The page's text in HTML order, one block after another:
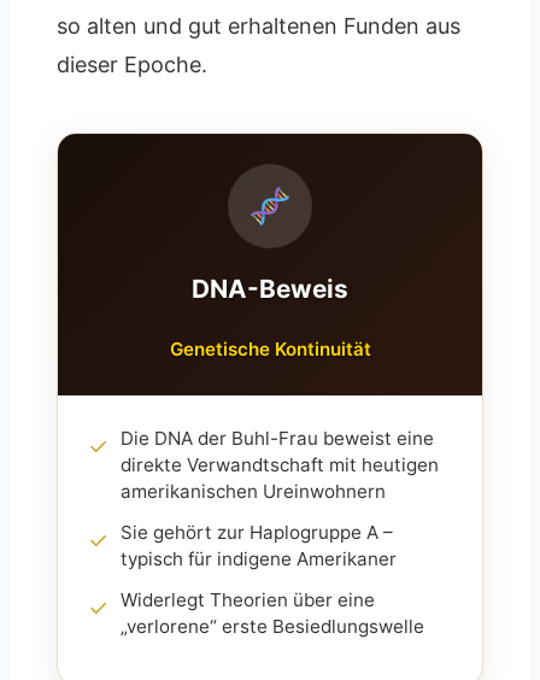
so alten und gut erhaltenen Funden aus
dieser Epoche.
DNA-Beweis
Genetische Kontinuität
✓
Die DNA der Buhl-Frau beweist eine
direkte Verwandtschaft mit heutigen
amerikanischen Ureinwohnern
✓
Sie gehört zur Haplogruppe A –
typisch für indigene Amerikaner
✓
Widerlegt Theorien über eine
„verlorene“ erste Besiedlungswelle